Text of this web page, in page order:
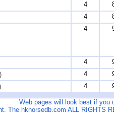
4
4
4
4
4
4
Web pages will look best if you
The hkhorsedb.com ALL RIGHTS